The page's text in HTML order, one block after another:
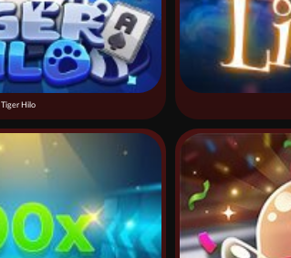
Tiger Hilo